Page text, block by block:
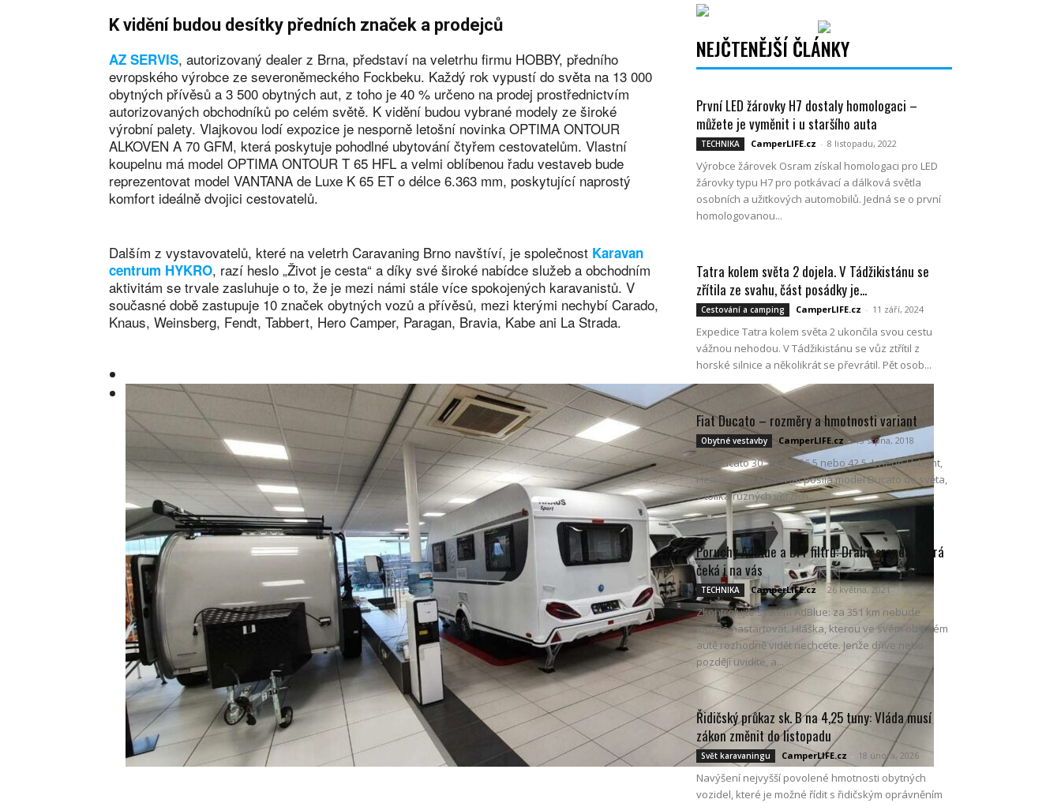
K vidění budou desítky předních značek a prodejců
AZ SERVIS, autorizovaný dealer z Brna, představí na veletrhu firmu HOBBY, předního
evropského výrobce ze severoněmeckého Fockbeku. Každý rok vypustí do světa na 13 000
obytných přívěsů a 3 500 obytných aut, z toho je 40 % určeno na prodej prostřednictvím
autorizovaných obchodníků po celém světě. K vidění budou vybrané modely ze široké
výrobní palety. Vlajkovou lodí expozice je nesporně letošní novinka OPTIMA ONTOUR
ALKOVEN A 70 GFM, která poskytuje pohodlné ubytování čtyřem cestovatelům. Vlastní
koupelnu má model OPTIMA ONTOUR T 65 HFL a velmi oblíbenou řadu vestaveb bude
reprezentovat model VANTANA de Luxe K 65 ET o délce 6.363 mm, poskytující naprostý
komfort ideálně dvojici cestovatelů.
Dalším z vystavovatelů, které na veletrh Caravaning Brno navštíví, je společnost Karavan
centrum HYKRO, razí heslo „Život je cesta“ a díky své široké nabídce služeb a obchodním
aktivitám se trvale zasluhuje o to, že je mezi námi stále více spokojených karavanistů. V
současné době zastupuje 10 značek obytných vozů a přívěsů, mezi kterými nechybí Carado,
Knaus, Weinsberg, Fendt, Tabbert, Hero Camper, Paragan, Bravia, Kabe ani La Strada.
NEJČTENĚJŠÍ ČLÁNKY
První LED žárovky H7 dostaly homologaci –
můžete je vyměnit i u staršího auta
TECHNIKA CamperLIFE.cz - 8 listopadu, 2022
Výrobce žárovek Osram získal homologaci pro LED
žárovky typu H7 pro potkávací a dálková světla
osobních a užitkových automobilů. Jedná se o první
homologovanou...
Tatra kolem světa 2 dojela. V Tádžikistánu se
zřítila ze svahu, část posádky je...
Cestování a camping CamperLIFE.cz - 11 září, 2024
Expedice Tatra kolem světa 2 ukončila svou cestu
vážnou nehodou. V Tádžikistánu se vůz ztřítil z
horské silnice a několikrát se převrátil. Pět osob...
Fiat Ducato – rozměry a hmotnosti variant
Obytné vestavby CamperLIFE.cz - 13 srpna, 2018
Fiat Ducato 30, 33, 35, 36,5 nebo 42,5. L nebo H. Light,
Heavy nebo Maxi. Fiat posílá model Ducato do světa,
v tolika různých verzích,...
Poruchy AdBlue a DPF filtru: Drahá sranda, která
čeká i na vás
TECHNIKA CamperLIFE.cz - 26 května, 2021
Zkontrolujte systém AdBlue: za 351 km nebude
možné nastartovat. Hláška, kterou ve svém obytném
autě rozhodně vidět nechcete. Jenže dříve nebo
později uvidíte, a...
Řidičský průkaz sk. B na 4,25 tuny: Vláda musí
zákon změnit do listopadu
Svět karavaningu CamperLIFE.cz - 18 února, 2026
Navýšení nejvyšší povolené hmotnosti obytných
vozidel, které je možné řídit s řidičským oprávněním